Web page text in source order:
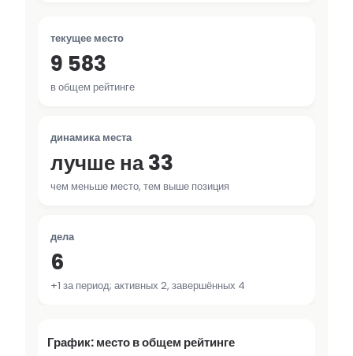
текущее место
9 583
в общем рейтинге
динамика места
лучше на 33
чем меньше место, тем выше позиция
дела
6
+1 за период; активных 2, завершённых 4
График: место в общем рейтинге